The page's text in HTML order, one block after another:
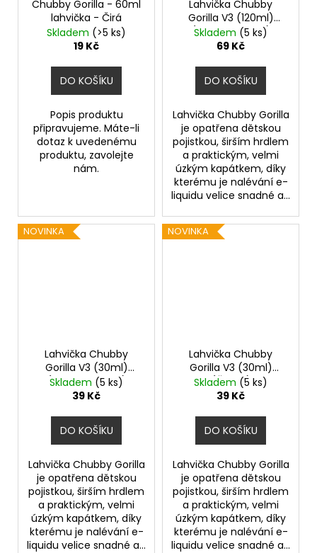
Chubby Gorilla - 60ml
lahvička - Čirá
Skladem (>5 ks)
19 Kč
DO KOŠÍKU
Popis produktu
připravujeme. Máte-li
dotaz k uvedenému
produktu, zavolejte
nám.
Lahvička Chubby
Gorilla V3 (120ml)
(Transparentní)
Skladem (5 ks)
69 Kč
DO KOŠÍKU
Lahvička Chubby Gorilla
je opatřena dětskou
pojistkou, širším hrdlem
a praktickým, velmi
úzkým kapátkem, díky
kterému je nalévání e-
liquidu velice snadné a...
NOVINKA
Lahvička Chubby
Gorilla V3 (30ml)
(Transparentní)
Skladem (5 ks)
39 Kč
DO KOŠÍKU
Lahvička Chubby Gorilla
je opatřena dětskou
pojistkou, širším hrdlem
a praktickým, velmi
úzkým kapátkem, díky
kterému je nalévání e-
liquidu velice snadné a...
NOVINKA
Lahvička Chubby
Gorilla V3 (30ml)
(Černá)
Skladem (5 ks)
39 Kč
DO KOŠÍKU
Lahvička Chubby Gorilla
je opatřena dětskou
pojistkou, širším hrdlem
a praktickým, velmi
úzkým kapátkem, díky
kterému je nalévání e-
liquidu velice snadné a...